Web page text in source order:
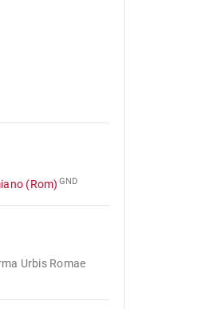
(Rom) GND
Urbis Romae